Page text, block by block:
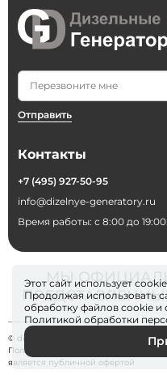
Отправить
Контакты
+7 (495) 927-50-95
info@dizelnye-generatory.ru
Время работы: с 8:00 до
МЫ
© dizelnye-generatory 2026
Политика конфиденциальности
.
является публичной офертой
Этот сайт использует
Продолжая использовать
обработку файлов cookie и
Политикой обработки